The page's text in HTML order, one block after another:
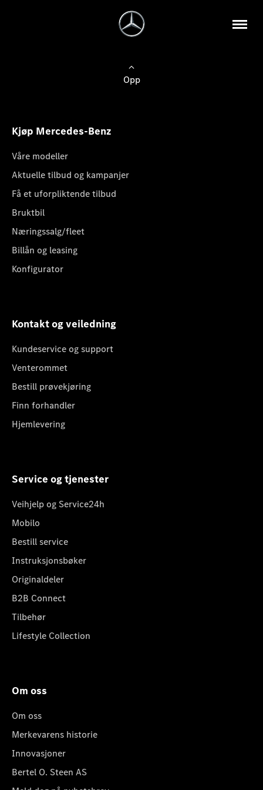
Opp
Kjøp Mercedes-Benz
Våre modeller
Aktuelle tilbud og kampanjer
Få et uforpliktende tilbud
Bruktbil
Næringssalg/fleet
Billån og leasing
Konfigurator
Kontakt og veiledning
Kundeservice og support
Venterommet
Bestill prøvekjøring
Finn forhandler
Hjemlevering
Service og tjenester
Veihjelp og Service24h
Mobilo
Bestill service
Instruksjonsbøker
Originaldeler
B2B Connect
Tilbehør
Lifestyle Collection
Om oss
Om oss
Merkevarens historie
Innovasjoner
Bertel O. Steen AS